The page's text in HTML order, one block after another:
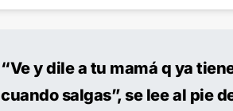
“Ve y dile a tu mamá q ya
cuando salgas”, se lee al pie